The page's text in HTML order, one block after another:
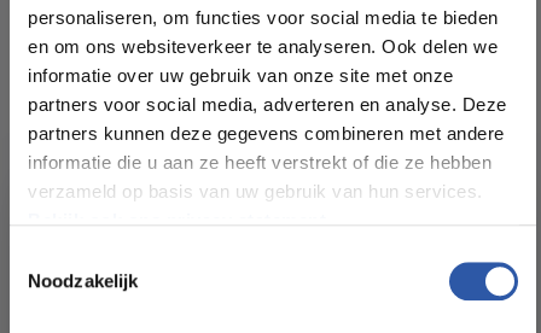
personaliseren, om functies voor social media te bieden
en om ons websiteverkeer te analyseren. Ook delen we
informatie over uw gebruik van onze site met onze
partners voor social media, adverteren en analyse. Deze
partners kunnen deze gegevens combineren met andere
informatie die u aan ze heeft verstrekt of die ze hebben
verzameld op basis van uw gebruik van hun services.
Noodzakelijk
Kleur: Eiken Donker Grijs Bruin
Pakinhoud (m²): 3,345